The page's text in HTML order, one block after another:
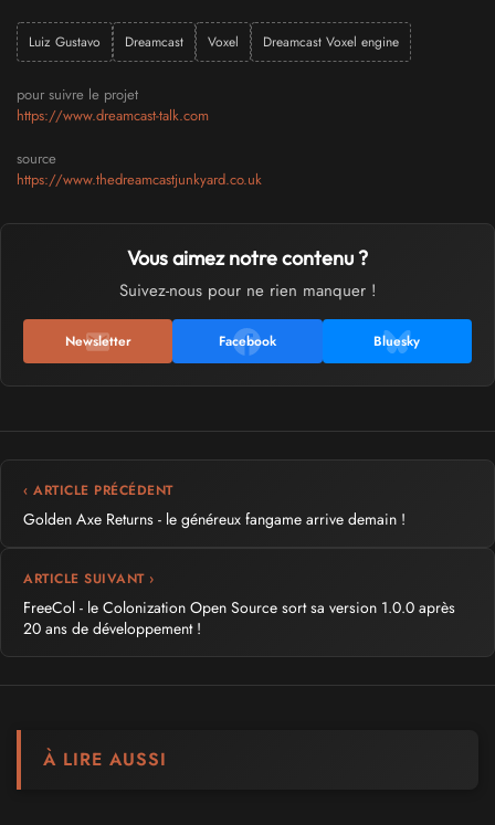
Luiz Gustavo Dreamcast Voxel Dreamcast Voxel engine
pour suivre le projet
https://www.dreamcast-talk.com
source
https://www.thedreamcastjunkyard.co.uk
Vous aimez notre contenu ?
Suivez-nous pour ne rien manquer !
Newsletter Facebook Bluesky
‹ ARTICLE PRÉCÉDENT
Golden Axe Returns - le généreux fangame arrive demain !
ARTICLE SUIVANT ›
FreeCol - le Colonization Open Source sort sa version 1.0.0 après
20 ans de développement !
À LIRE AUSSI